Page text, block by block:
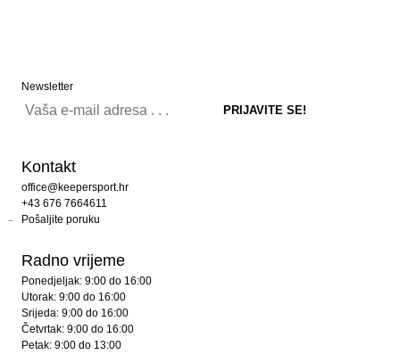
Newsletter
Kontakt
office@keepersport.hr
+43 676 7664611
Pošaljite poruku
Radno vrijeme
Ponedjeljak: 9:00 do 16:00
Utorak: 9:00 do 16:00
Srijeda: 9:00 do 16:00
Četvrtak: 9:00 do 16:00
Petak: 9:00 do 13:00